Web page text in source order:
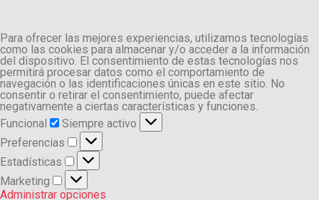
Para ofrecer las mejores experiencias, utilizamos tecnologías
como las cookies para almacenar y/o acceder a la información
del dispositivo. El consentimiento de estas tecnologías nos
permitirá procesar datos como el comportamiento de
navegación o las identificaciones únicas en este sitio. No
consentir o retirar el consentimiento, puede afectar
negativamente a ciertas características y funciones.
Funcional
Funcional
Siempre activo
Preferencias
Preferencias
Estadísticas
Estadísticas
Marketing
Marketing
Administrar opciones